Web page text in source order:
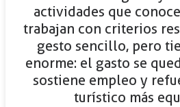
actividades que
trabajan con criterios
gesto sencillo, pero
enorme: el gasto se
sostiene empleo y
turístico más